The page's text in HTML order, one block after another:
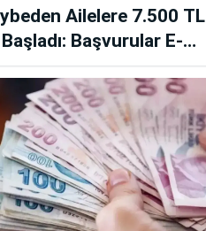
Ailelere 7.500 TL
Başvurular E-
Alınıyor